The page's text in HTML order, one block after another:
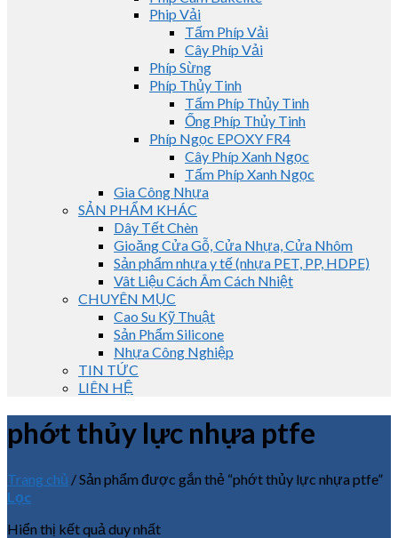
Phip Vải
Tấm Phíp Vải
Cây Phíp Vải
Phíp Sừng
Phíp Thủy Tinh
Tấm Phíp Thủy Tinh
Ống Phíp Thủy Tinh
Phíp Ngọc EPOXY FR4
Cây Phíp Xanh Ngọc
Tấm Phíp Xanh Ngọc
Gia Công Nhựa
SẢN PHẨM KHÁC
Dây Tết Chèn
Gioăng Cửa Gỗ, Cửa Nhựa, Cửa Nhôm
Sản phẩm nhựa y tế (nhựa PET, PP, HDPE)
Vât Liệu Cách Âm Cách Nhiệt
CHUYÊN MỤC
Cao Su Kỹ Thuật
Sản Phẩm Silicone
Nhựa Công Nghiệp
TIN TỨC
LIÊN HỆ
phớt thủy lực nhựa ptfe
Trang chủ /Sản phẩm được gắn thẻ “phớt thủy lực nhựa ptfe”
Lọc
Hiển thị kết quả duy nhất